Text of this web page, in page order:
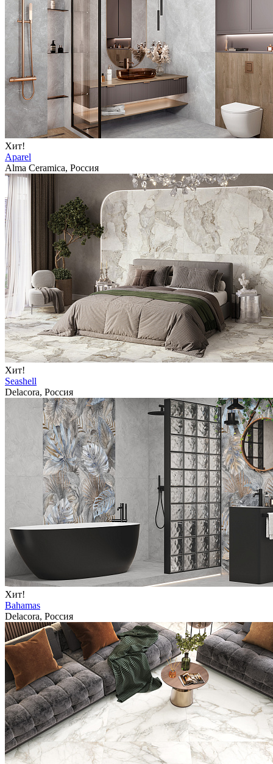
Хит!
Aparel
Alma Ceramica, Россия
Хит!
Seashell
Delacora, Россия
Хит!
Bahamas
Delacora, Россия